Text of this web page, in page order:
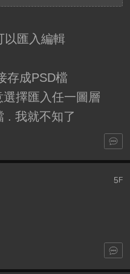
以匯入編輯
存成PSD檔
擇匯入任一圖層
. 我就不知了
5F